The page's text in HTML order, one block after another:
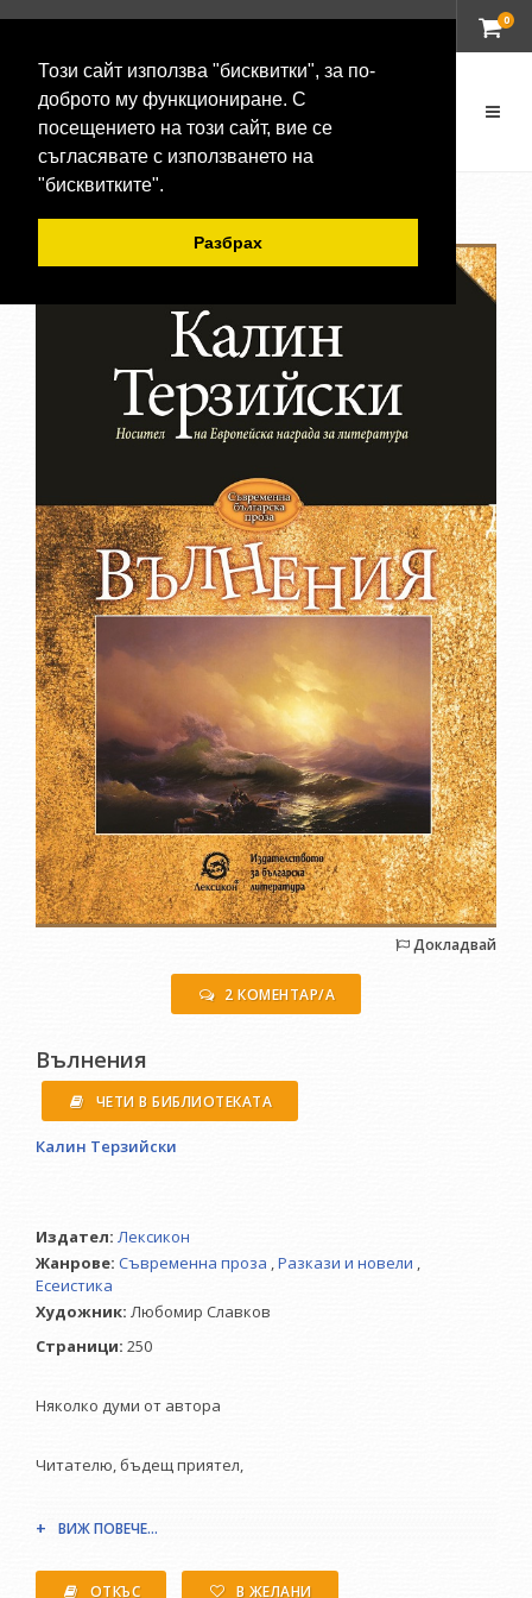
Този сайт използва "бисквитки", за по-
доброто му функциониране. С
посещението на този сайт, вие се
съгласявате с използването на
"бисквитките".
Разбрах
0
-20 %
Докладвай
2 КОМЕНТАР/А
Вълнения
ЧЕТИ В БИБЛИОТЕКАТА
Калин Терзийски
Издател: Лексикон
Жанрове: Съвременна проза ,Разкази и новели ,
Есеистика
Художник: Любомир Славков
Страници: 250
Няколко думи от автора
Читателю, бъдещ приятел,
обръщам се към теб с молба!
Предавам в ръцете ти десетгодишен свой труд.
ВИЖ ПОВЕЧЕ...
ОТКЪС В ЖЕЛАНИ